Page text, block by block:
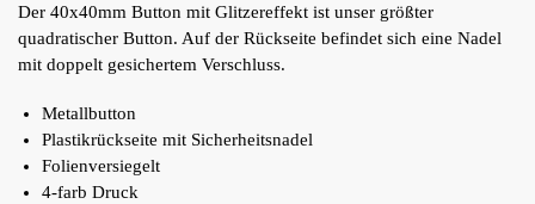
Der 40x40mm Button mit Glitzereffekt ist unser größter
quadratischer Button. Auf der Rückseite befindet sich eine Nadel
mit doppelt gesichertem Verschluss.
Metallbutton
Plastikrückseite mit Sicherheitsnadel
Folienversiegelt
4-farb Druck